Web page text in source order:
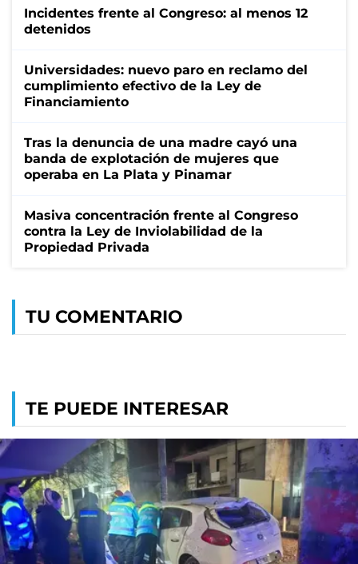
Incidentes frente al Congreso: al menos 12
detenidos
Universidades: nuevo paro en reclamo del
cumplimiento efectivo de la Ley de
Financiamiento
Tras la denuncia de una madre cayó una
banda de explotación de mujeres que
operaba en La Plata y Pinamar
Masiva concentración frente al Congreso
contra la Ley de Inviolabilidad de la
Propiedad Privada
TU COMENTARIO
TE PUEDE INTERESAR